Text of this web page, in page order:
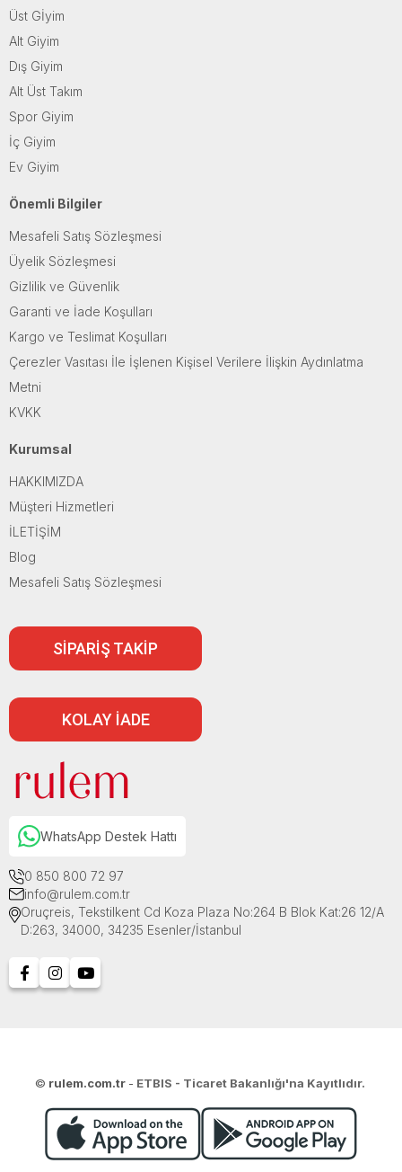
Üst Gİyim
Alt Giyim
Dış Giyim
Alt Üst Takım
Spor Giyim
İç Giyim
Ev Giyim
Önemli Bilgiler
Mesafeli Satış Sözleşmesi
Üyelik Sözleşmesi
Gizlilik ve Güvenlik
Garanti ve İade Koşulları
Kargo ve Teslimat Koşulları
Çerezler Vasıtası İle İşlenen Kişisel Verilere İlişkin Aydınlatma
Metni
KVKK
Kurumsal
HAKKIMIZDA
Müşteri Hizmetleri
İLETİŞİM
Blog
Mesafeli Satış Sözleşmesi
SİPARİŞ TAKİP
KOLAY İADE
WhatsApp Destek Hattı
0 850 800 72 97
info@rulem.com.tr
Oruçreis, Tekstilkent Cd Koza Plaza No:264 B Blok Kat:26 12/A
D:263, 34000, 34235 Esenler/İstanbul
© rulem.com.tr - ETBIS - Ticaret Bakanlığı'na Kayıtlıdır.